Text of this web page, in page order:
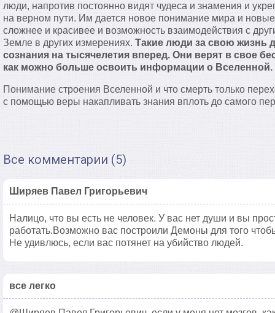
люди, напротив постоянно видят чудеса и знамения и
на верном пути. Им дается новое понимание мира и
сложнее и красивее и возможность взаимодействия с
Земле в других измерениях. Такие люди за свою жизнь
сознания на тысячелетия вперед. Они верят в свое
как можно больше освоить информации о Вселенной.
Понимание строения Вселенной и что смерть только
с помощью веры накапливать знания вплоть до самого
Все комментарии (5)
Ширяев Павел Григорьевич
Налицо, что вы есть не человек. У вас нет души и вы
работать.Возможно вас построили Демоны для того
Не удивлюсь, если вас потянет на убийство людей.
все легко